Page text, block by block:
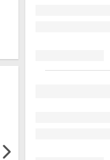
Autoreparaturwerkstatt,